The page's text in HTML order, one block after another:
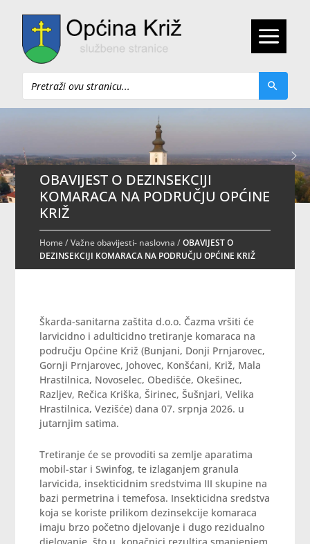
Pretraži
OBAVIJEST O DEZINSEKCIJI
KOMARACA NA PODRUČJU OPĆINE
KRIŽ
Home/Važne obavijesti- naslovna /OBAVIJEST O
DEZINSEKCIJI KOMARACA NA PODRUČJU OPĆINE KRIŽ
Škarda-sanitarna zaštita d.o.o. Čazma vršiti će
larvicidno i adulticidno tretiranje komaraca na
području Općine Križ (Bunjani, Donji Prnjarovec,
Gornji Prnjarovec, Johovec, Konšćani, Križ, Mala
Hrastilnica, Novoselec, Obedišće, Okešinec,
Razljev, Rečica Kriška, Širinec, Šušnjari, Velika
Hrastilnica, Vezišće) dana 07. srpnja 2026. u
jutarnjim satima.
Tretiranje će se provoditi sa zemlje aparatima
mobil-star i Swinfog, te izlaganjem granula
larvicida, insekticidnim sredstvima III skupine na
bazi permetrina i temefosa. Insekticidna sredstva
koja se koriste prilikom dezinsekcije komaraca
imaju brzo početno djelovanje i dugo rezidualno